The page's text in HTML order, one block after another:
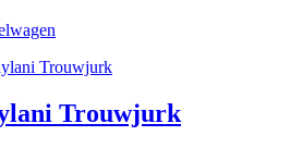
Trouwjurk